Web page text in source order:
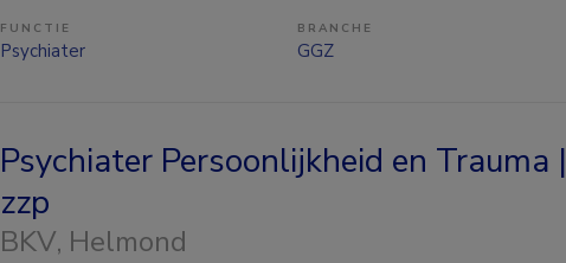
FUNCTIE
Psychiater
BRANCHE
GGZ
Psychiater Persoonlijkheid en Trauma |
zzp
BKV, Helmond